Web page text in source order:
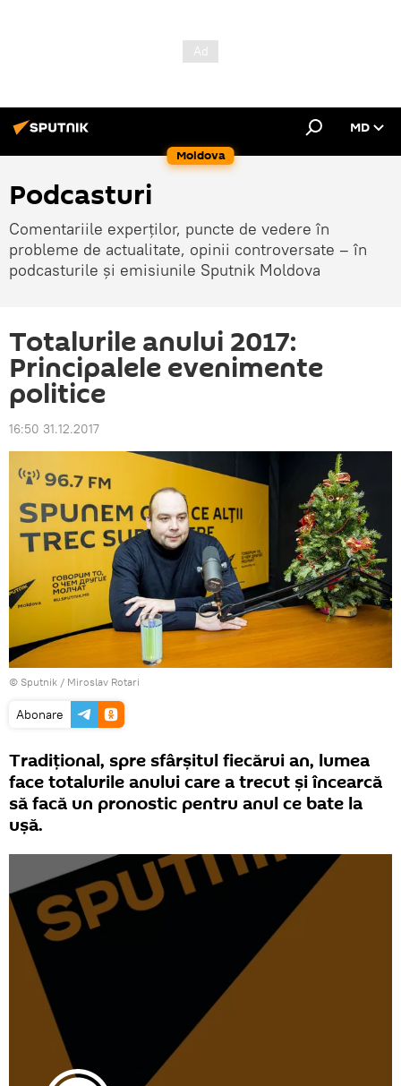
Moldova
MD
Podcasturi
Comentariile experților, puncte de vedere în
probleme de actualitate, opinii controversate – în
podcasturile și emisiunile Sputnik Moldova
Totalurile anului 2017:
Principalele evenimente
politice
16:50 31.12.2017
© Sputnik / Miroslav Rotari
Abonare
Tradițional, spre sfârșitul fiecărui an, lumea
face totalurile anului care a trecut și încearcă
să facă un pronostic pentru anul ce bate la
ușă.